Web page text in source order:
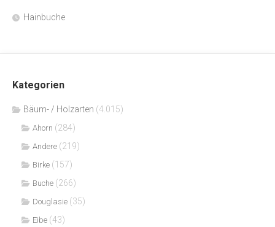
Hainbuche
Kategorien
Bäum- / Holzarten (4.015)
Ahorn (284)
Andere (219)
Birke (157)
Buche (266)
Douglasie (35)
Eibe (43)